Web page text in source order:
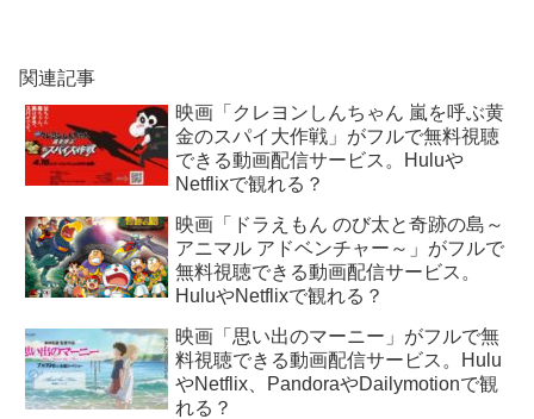
関連記事
映画「クレヨンしんちゃん 嵐を呼ぶ黄
金のスパイ大作戦」がフルで無料視聴
できる動画配信サービス。Huluや
Netflixで観れる？
映画「ドラえもん のび太と奇跡の島～
アニマル アドベンチャー～」がフルで
無料視聴できる動画配信サービス。
HuluやNetflixで観れる？
映画「思い出のマーニー」がフルで無
料視聴できる動画配信サービス。Hulu
やNetflix、PandoraやDailymotionで観
れる？